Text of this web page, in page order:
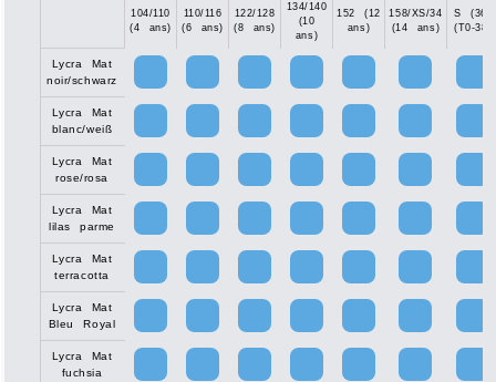
104/110
(4 ans)
110/116
(6 ans)
122/128
(8 ans)
134/140
(10
ans)
152 (12
ans)
158/XS/34
(14 ans)
S (36)
(T0-38)
Lycra Mat
noir/schwarz
Lycra Mat
blanc/weiß
Lycra Mat
rose/rosa
Lycra Mat
lilas parme
Lycra Mat
terracotta
Lycra Mat
Bleu Royal
Lycra Mat
fuchsia